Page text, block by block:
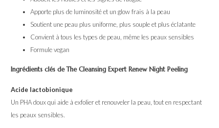
Apporte plus de luminosité et un glow frais à la peau
Soutient une peau plus uniforme, plus souple et plus éclatante
Convient à tous les types de peau, même les peaux sensibles
Formule vegan
Ingrédients clés de The Cleansing Expert Renew Night Peeling
Acide lactobionique
Un PHA doux qui aide à exfolier et renouveler la peau, tout en respectant
les peaux sensibles.